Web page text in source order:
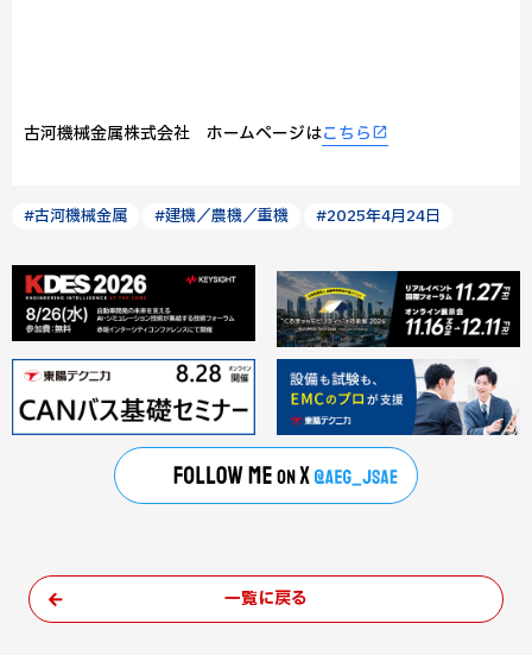
古河機械金属株式会社 ホームページはこちら
#古河機械金属 #建機／農機／重機 #2025年4月24日
一覧に戻る